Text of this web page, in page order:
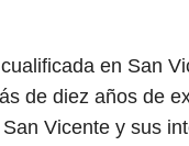
en San
de diez años de
Vicente y sus